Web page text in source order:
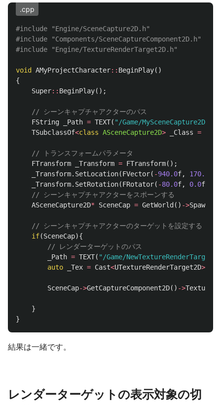
.cpp
#include
"Engine/SceneCapture2D.h"
#include
"Components/SceneCaptureComponent2D.h"
#include
"Engine/TextureRenderTarget2D.h"
void AMyProjectCharacter:: BeginPlay()
{
Super:: BeginPlay();
// シーンキャプチャアクターのパス
FString
_Path = TEXT( "/Game/
TSubclassOf<class ASceneCapture2D> _Class =
// トランスフォームパラメータ
FTransform
_Transform = FTransform();
_Transform. SetLocation(FVector( -940.0f, 170.0
_Transform. SetRotation(FRotator( -80.0f, 0.0f
// シーンキャプチャアクターをスポーンする
ASceneCapture2D* SceneCap = GetWorld () ->
// シーンキャプチャアクターのターゲットを設定する
if(SceneCap){
// レンダーターゲットのパス
_Path = TEXT( "/Game/
auto
_Tex = Cast<UTextureRenderTarget2D>
SceneCap->GetCaptureComponent2D() ->
}
}
結果は一緒です。
レンダーターゲットの表示対象の切